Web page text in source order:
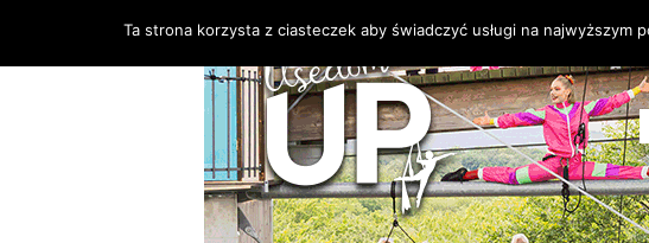
Ta strona korzysta z ciasteczek aby świadczyć usługi na